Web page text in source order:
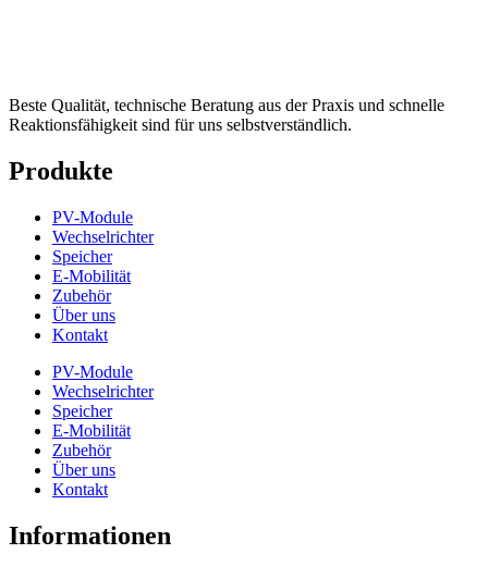
Beste Qualität, technische Beratung aus der Praxis und schnelle
Reaktionsfähigkeit sind für uns selbstverständlich.
Produkte
PV-Module
Wechselrichter
Speicher
E-Mobilität
Zubehör
Über uns
Kontakt
PV-Module
Wechselrichter
Speicher
E-Mobilität
Zubehör
Über uns
Kontakt
Informationen